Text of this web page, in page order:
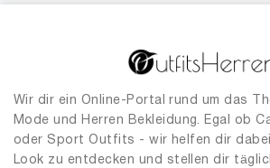
Wir dir ein Online-Portal rund um das
Mode und Herren Bekleidung. Egal ob
oder Sport Outfits - wir helfen dir
Look zu entdecken und stellen dir